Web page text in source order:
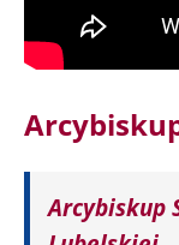
Arcybiskup